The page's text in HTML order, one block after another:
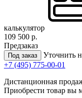
калькулятор
109 500 р.
Предзаказ
Под заказ
Уточнить
+7 (495) 775-00-01
Дистанционная
Приобрести товар вы